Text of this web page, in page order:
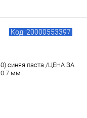
Код: 20000553397
синяя паста /ЦЕНА ЗА
мм